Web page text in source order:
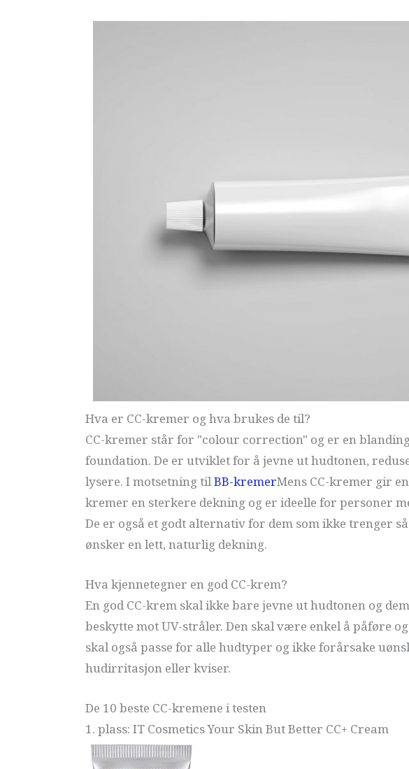
Hva er CC-kremer og hva brukes de til?
CC-kremer står for "colour correction" og er en
foundation. De er utviklet for å jevne ut hudtonen,
lysere. I motsetning tilBB-kremerMens CC-kremer gir
kremer en sterkere dekning og er ideelle for personer
De er også et godt alternativ for dem som ikke trenger
ønsker en lett, naturlig dekning.
Hva kjennetegner en god CC-krem?
En god CC-krem skal ikke bare jevne ut hudtonen og
beskytte mot UV-stråler. Den skal være enkel å påføre
skal også passe for alle hudtyper og ikke forårsake
hudirritasjon eller kviser.
De 10 beste CC-kremene i testen
1. plass: IT Cosmetics Your Skin But Better CC+ Cream